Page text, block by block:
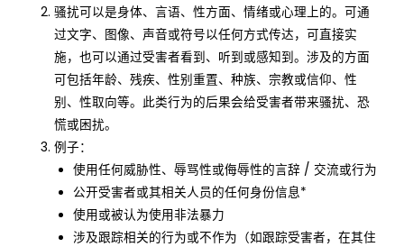
骚扰可以是身体、言语、性方面、情绪或心理上的。可通
过文字、图像、声音或符号以任何方式传达，可直接实
施，也可以通过受害者看到、听到或感知到。涉及的方面
可包括年龄、残疾、性别重置、种族、宗教或信仰、性
别、性取向等。此类行为的后果会给受害者带来骚扰、恐
慌或困扰。
例子：
使用任何威胁性、辱骂性或侮辱性的言辞 / 交流或行为
公开受害者或其相关人员的任何身份信息*
使用或被认为使用非法暴力
涉及跟踪相关的行为或不作为（如跟踪受害者，在其住